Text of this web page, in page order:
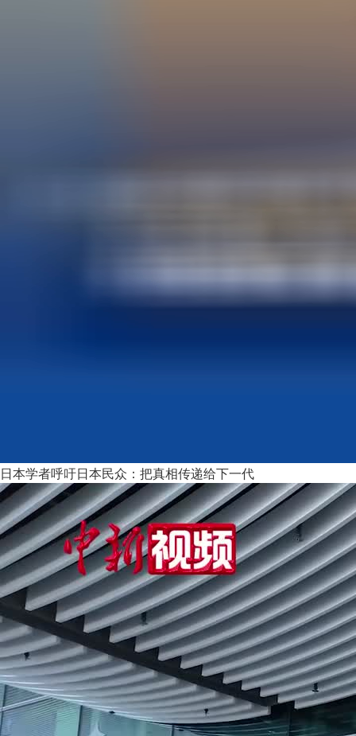
日本学者呼吁日本民众：把真相传递给下一代